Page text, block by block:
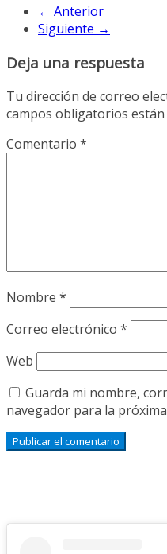
← Anterior
Siguiente →
Deja una respuesta
Tu dirección de correo
campos obligatorios están
Comentario *
Nombre *
Correo electrónico *
Web
Guarda mi nombre,
navegador para la